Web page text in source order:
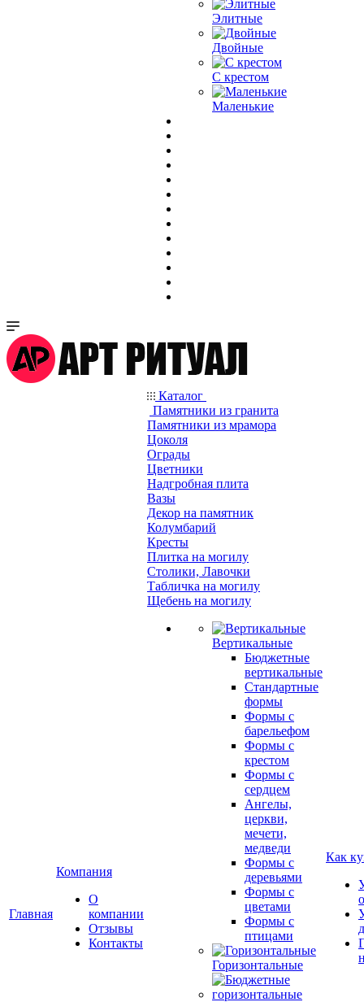
Элитные
Двойные
С крестом
Маленькие
Главная
Компания
О
компании
Отзывы
Контакты
Каталог
Памятники из гранита
Памятники из мрамора
Цоколя
Ограды
Цветники
Надгробная плита
Вазы
Декор на памятник
Колумбарий
Кресты
Плитка на могилу
Столики, Лавочки
Табличка на могилу
Щебень на могилу
Вертикальные
Бюджетные
вертикальные
Стандартные
формы
Формы с
барельефом
Формы с
крестом
Формы с
сердцем
Ангелы,
церкви,
мечети,
медведи
Формы с
деревьями
Формы с
цветами
Формы с
птицами
Горизонтальные
Как